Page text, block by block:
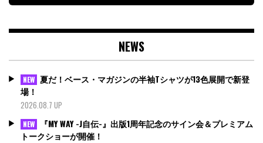
NEWS
NEW 夏だ！ベース・マガジンの半袖Tシャツが13色展開で新登
場！
2026.08.7 UP
NEW
『MY WAY -J自伝-』出版1周年記念のサイン会＆プレミアム
トークショーが開催！